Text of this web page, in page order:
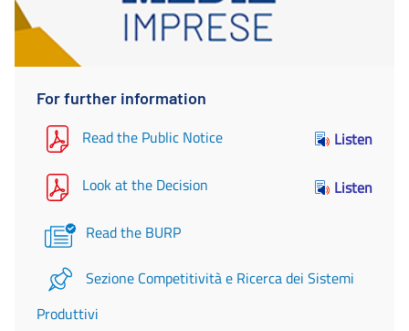
For further information
Read the Public Notice Listen
Look at the Decision Listen
Read the BURP
Sezione Competitività e Ricerca dei Sistemi
Produttivi